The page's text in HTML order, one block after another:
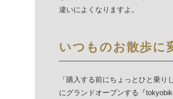
違いによくなりますよ。
いつものお散歩に
「購入する前にちょっとひと乗り
にグランドオープンする『